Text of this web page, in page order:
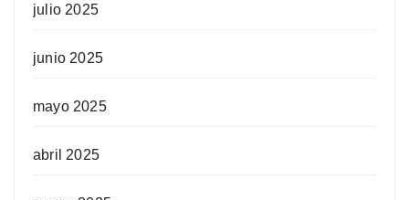
julio 2025
junio 2025
mayo 2025
abril 2025